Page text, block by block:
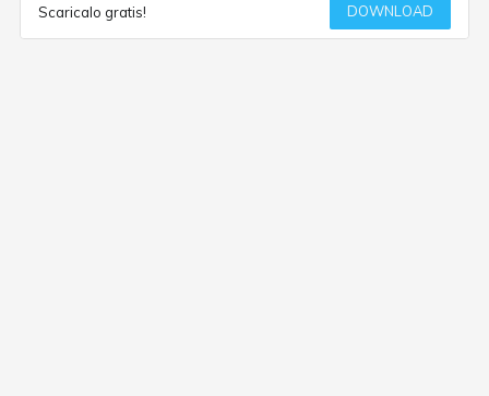
Scaricalo gratis! DOWNLOAD